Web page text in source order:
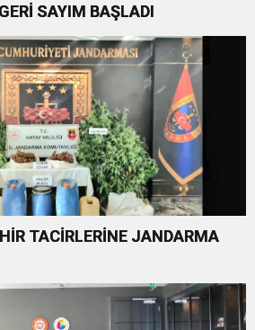
SAYIM BAŞLADI
TACİRLERİNE JANDARMA